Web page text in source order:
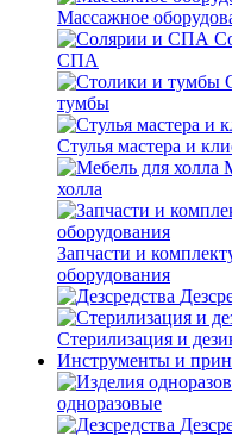
Массажное
СПА
тумбы
Стулья мастера и
холла
Запчасти и
оборудования
Стерилизация и
Инструменты и
одноразовые